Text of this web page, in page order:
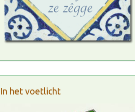
In het voetlicht